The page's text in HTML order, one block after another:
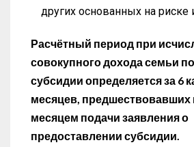
других основанных на риске
Расчётный период при
совокупного дохода семьи
субсидии определяетсяза 6
месяцев, предшествовавших
месяцем подачи заявления о
предоставлении субсидии.